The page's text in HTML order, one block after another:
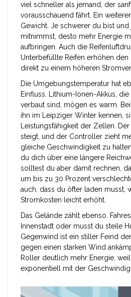
viel schneller als jemand, der
vorausschauend fährt. Ein
Gewicht. Je schwerer du bist
mitnimmst, desto mehr Energie
aufbringen. Auch die
Unterbefüllte Reifen erhöhen den
direkt zu einem höheren
Die Umgebungstemperatur hat
Einfluss. Lithium-Ionen-Akkus, die
verbaut sind
, mögen es warm.
ihn im Leipziger Winter kennen,
Leistungsfähigkeit der Zellen.
steigt, und der Controller zieht
gleiche Geschwindigkeit zu
du dich über eine längere
solltest du aber damit rechnen,
um bis zu 30 Prozent
auch, dass du öfter laden musst,
Stromkosten leicht erhöht.
Das Gelände zählt ebenso.
Innenstadt oder musst du steile
Gegenwind ist ein stiller Feind
gegen einen starken Wind
Roller deutlich mehr Energie,
exponentiell mit der